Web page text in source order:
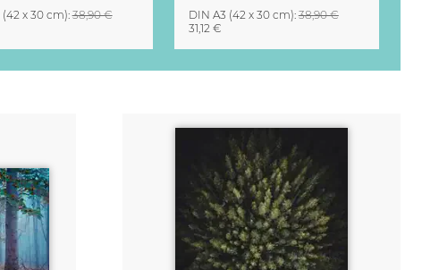
(42 x 30 cm):38,90 €
DIN A3 (42 x 30 cm):38,90 €
31,12 €